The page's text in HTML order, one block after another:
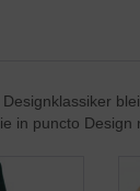
in puncto Design